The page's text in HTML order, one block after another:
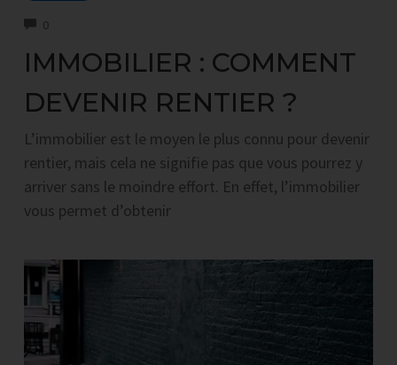
0COMMENTS
IMMOBILIER : COMMENT
DEVENIR RENTIER ?
L’immobilier est le moyen le plus connu pour devenir
rentier, mais cela ne signifie pas que vous pourrez y
arriver sans le moindre effort. En effet, l’immobilier
vous permet d’obtenir